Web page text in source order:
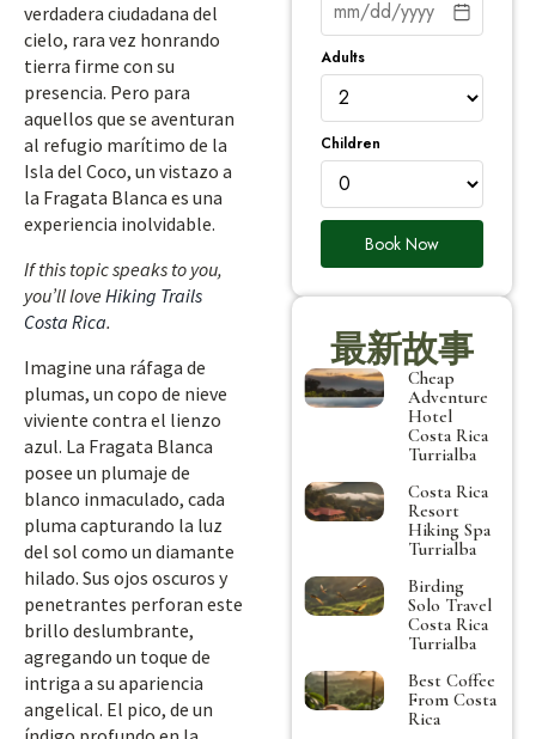
verdadera ciudadana del
cielo, rara vez honrando
tierra firme con su
presencia. Pero para
aquellos que se aventuran
al refugio marítimo de la
Isla del Coco, un vistazo a
la Fragata Blanca es una
experiencia inolvidable.
If this topic speaks to you,
you’ll love Hiking Trails
Costa Rica.
Imagine una ráfaga de
plumas, un copo de nieve
viviente contra el lienzo
azul. La Fragata Blanca
posee un plumaje de
blanco inmaculado, cada
pluma capturando la luz
del sol como un diamante
hilado. Sus ojos oscuros y
penetrantes perforan este
brillo deslumbrante,
agregando un toque de
intriga a su apariencia
angelical. El pico, de un
Adults
Children
Book Now
最新故事
Cheap
Adventure
Hotel
Costa Rica
Turrialba
Costa Rica
Resort
Hiking Spa
Turrialba
Birding
Solo Travel
Costa Rica
Turrialba
Best Coffee
From Costa
Rica